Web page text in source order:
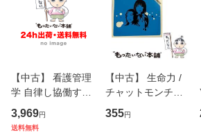
【中古】 看護管理
学 自律し協働する
専門職の看護マネ
ジメントスキル 改
3,969円
送料無料
【中古】 生命力 /
チャットモンチー /
キューンレコード
[CD]【メール便送
355円